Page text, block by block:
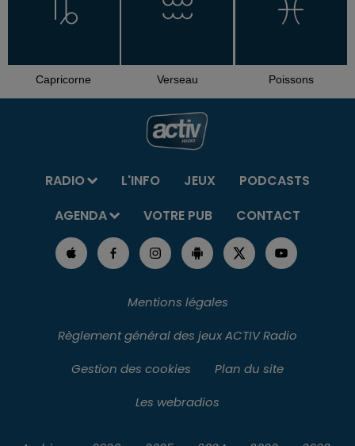
Capricorne Verseau Poissons
RADIO L'INFO JEUX
PODCASTS
AGENDA
VOTRE PUB CONTACT
Mentions légales
Règlement général des jeux ACTIV Radio
Gestion des cookies
Plan du site
Les webradios